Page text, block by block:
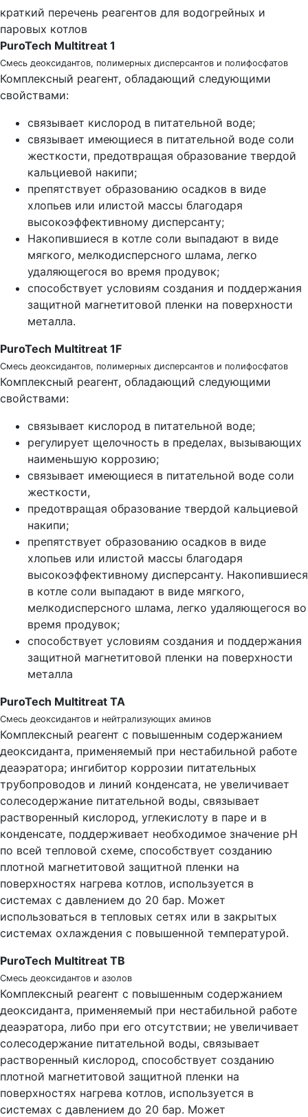
краткий перечень реагентов для водогрейных и
паровых котлов
PuroTech Multitreat 1
Смесь деоксидантов, полимерных дисперсантов и полифосфатов
Комплексный реагент, обладающий следующими
свойствами:
связывает кислород в питательной воде;
связывает имеющиеся в питательной воде соли
жесткости, предотвращая образование твердой
кальциевой накипи;
препятствует образованию осадков в виде
хлопьев или илистой массы благодаря
высокоэффективному дисперсанту;
Накопившиеся в котле соли выпадают в виде
мягкого, мелкодисперсного шлама, легко
удаляющегося во время продувок;
способствует условиям создания и поддержания
защитной магнетитовой пленки на поверхности
металла.
PuroTech Multitreat 1F
Смесь деоксидантов, полимерных дисперсантов и полифосфатов
Комплексный реагент, обладающий следующими
свойствами:
связывает кислород в питательной воде;
регулирует щелочность в пределах, вызывающих
наименьшую коррозию;
связывает имеющиеся в питательной воде соли
жесткости,
предотвращая образование твердой кальциевой
накипи;
препятствует образованию осадков в виде
хлопьев или илистой массы благодаря
высокоэффективному дисперсанту. Накопившиеся
в котле соли выпадают в виде мягкого,
мелкодисперсного шлама, легко удаляющегося во
время продувок;
способствует условиям создания и поддержания
защитной магнетитовой пленки на поверхности
металла
PuroTech Multitreat TA
Смесь деоксидантов и нейтрализующих аминов
Комплексный реагент с повышенным содержанием
деоксиданта, применяемый при нестабильной работе
деаэратора; ингибитор коррозии питательных
трубопроводов и линий конденсата, не увеличивает
солесодержание питательной воды, связывает
растворенный кислород, углекислоту в паре и в
конденсате, поддерживает необходимое значение рН
по всей тепловой схеме, способствует созданию
плотной магнетитовой защитной пленки на
поверхностях нагрева котлов, используется в
системах с давлением до 20 бар. Может
использоваться в тепловых сетях или в закрытых
системах охлаждения с повышенной температурой.
PuroTech Multitreat ТВ
Смесь деоксидантов и азолов
Комплексный реагент с повышенным содержанием
деоксиданта, применяемый при нестабильной работе
деаэратора, либо при его отсутствии; не увеличивает
солесодержание питательной воды, связывает
растворенный кислород, способствует созданию
плотной магнетитовой защитной пленки на
поверхностях нагрева котлов, используется в
системах с давлением до 20 бар. Может